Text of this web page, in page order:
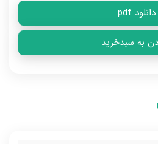
دانلود pdf
به سبدخرید